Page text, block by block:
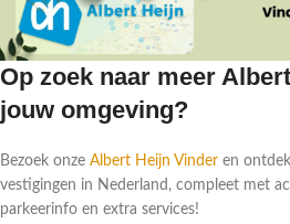
Op zoek naar meer
jouw omgeving?
Bezoek onze Albert Heijn Vinder en
vestigingen in Nederland, compleet met
parkeerinfo en extra services!